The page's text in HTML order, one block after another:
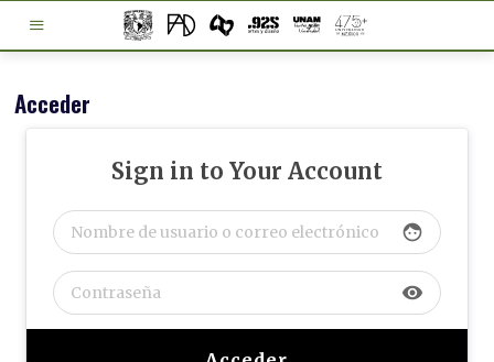
Acceder
Sign in to Your Account
face
visibility